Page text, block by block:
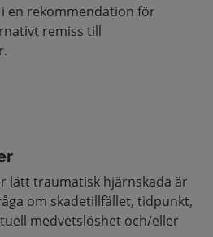
en rekommendation för
remiss till
lätt traumatisk hjärnskada är
om skadetillfället, tidpunkt,
medvetslöshet och/eller